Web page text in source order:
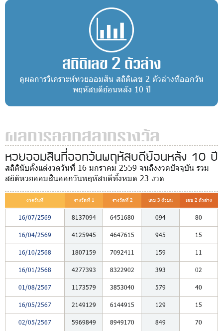
สถิติเลข 2 ตัวล่าง
ดูผลการวิเคราะห์หวยออมสิน สถิติเลข 2 ตัวล่างที่ออกวัน
พฤหัสบดีย้อนหลัง 10 ปี
ผลการออกสลากรางวัล
หวยออมสินที่ออกวันพฤหัสบดีย้อนหลัง 10 ปี
สถิตินับตั้งแต่งวดวันที่ 16 มกราคม 2559 จนถึงงวดปัจจุบัน รวม
สถิติหวยออมสินออกวันพฤหัสบดีทั้งหมด 23 งวด
งวดวันที่ รางวัลที่ 1 รางวัลที่ 2 เลข 3 ตัวบน เลข 2 ตัวล่าง
16/07/2569 8137094 6451680 094 80
16/04/2569 4125945 4647615 945 15
16/10/2568 1807159 7092411 159 11
16/01/2568 4277393 8322902 393 02
01/08/2567 1173579 3853040 579 40
16/05/2567 2149129 6144915 129 15
02/05/2567 5969849 8949170 849 70